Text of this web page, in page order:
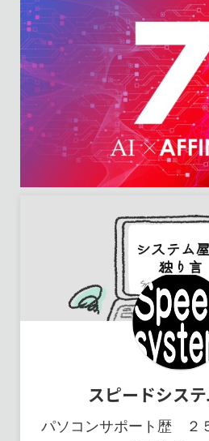
スピードシス
パソコンサポート歴 ２